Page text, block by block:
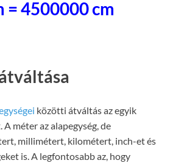
= 4500000 cm
közötti átváltás az egyik
méter az alapegység, de
millimétert, kilométert, inch-et és
is. A legfontosabb az, hogy